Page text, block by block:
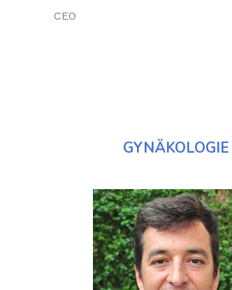
CEO
GYNÄKOLOGIE